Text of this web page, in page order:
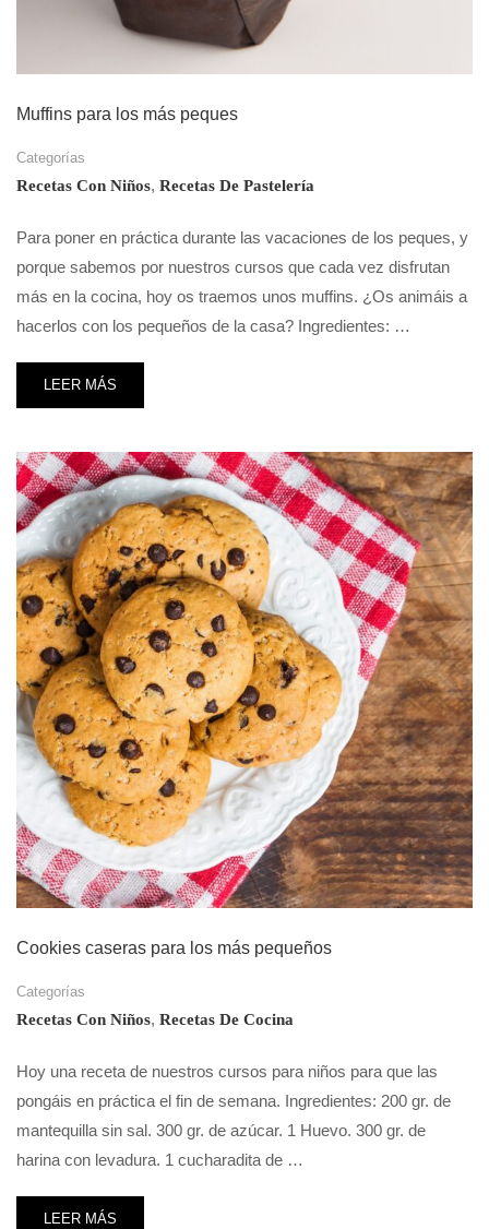
Muffins para los más peques
Categorías
Recetas Con Niños, Recetas De Pastelería
Para poner en práctica durante las vacaciones de los peques, y
porque sabemos por nuestros cursos que cada vez disfrutan
más en la cocina, hoy os traemos unos muffins. ¿Os animáis a
hacerlos con los pequeños de la casa? Ingredientes: …
LEER MÁS
Cookies caseras para los más pequeños
Categorías
Recetas Con Niños, Recetas De Cocina
Hoy una receta de nuestros cursos para niños para que las
pongáis en práctica el fin de semana. Ingredientes: 200 gr. de
mantequilla sin sal. 300 gr. de azúcar. 1 Huevo. 300 gr. de
harina con levadura. 1 cucharadita de …
LEER MÁS